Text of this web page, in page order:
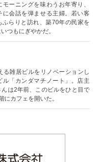
モーニングを味わうお年寄り、
に会話を弾ませる主婦。若い客
ふらりと訪れ、築70年の民家を
つもにぎやかだ。
る雑居ビルをリノベーションし
ル「カンダマチノート」。店主
は2年前、このビルをひと目で
にカフェを開いた。